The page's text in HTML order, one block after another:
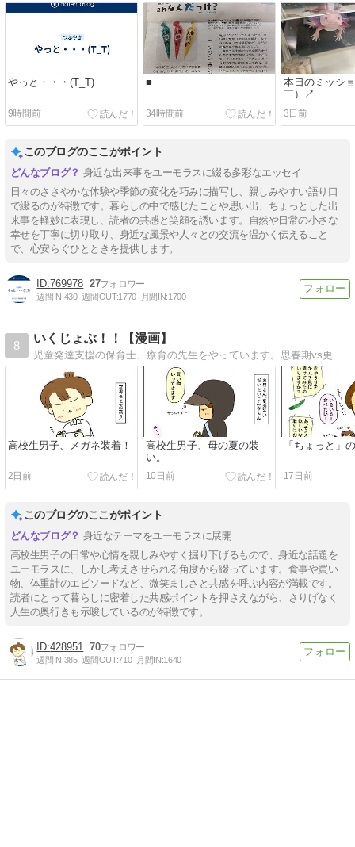
やっと・・・(T_T)
9時間前
■
34時間前
本日のミッシ
￣）↗
3日前
このブログのここがポイント
身近な出来事をユーモラスに綴る多彩なエッセイ
日々のささやかな体験や季節の変化を巧みに描写し、親しみやすい語り口
で綴るのが特徴です。暮らしの中で感じたことや思い出、ちょっとした出
来事を軽妙に表現し、読者の共感と笑顔を誘います。自然や日常の小さな
幸せを丁寧に切り取り、身近な風景や人々との交流を温かく伝えること
で、心安らぐひとときを提供します。
769978 27
週間IN:430 週間OUT:1770 月間IN:1700
8
いくじょぶ！！【漫画】
児童発達支援の保育士、療育の先生をやっています。思春期vs更年期な中高生息子と母の日常まんがと、療育・保育の話。
高校生男子、メガネ装着！
2日前
高校生男子、母の夏の装
い。
10日前
「ちょっと」
17日前
このブログのここがポイント
身近なテーマをユーモラスに展開
高校生男子の日常や心情を親しみやすく掘り下げるもので、身近な話題を
ユーモラスに、しかし考えさせられる角度から綴っています。食事や買い
物、体重計のエピソードなど、微笑ましさと共感を呼ぶ内容が満載です。
読者にとって暮らしに密着した共感ポイントを押さえながら、さりげなく
人生の奥行きも示唆しているのが特徴です。
428951 70
週間IN:385 週間OUT:710 月間IN:1640